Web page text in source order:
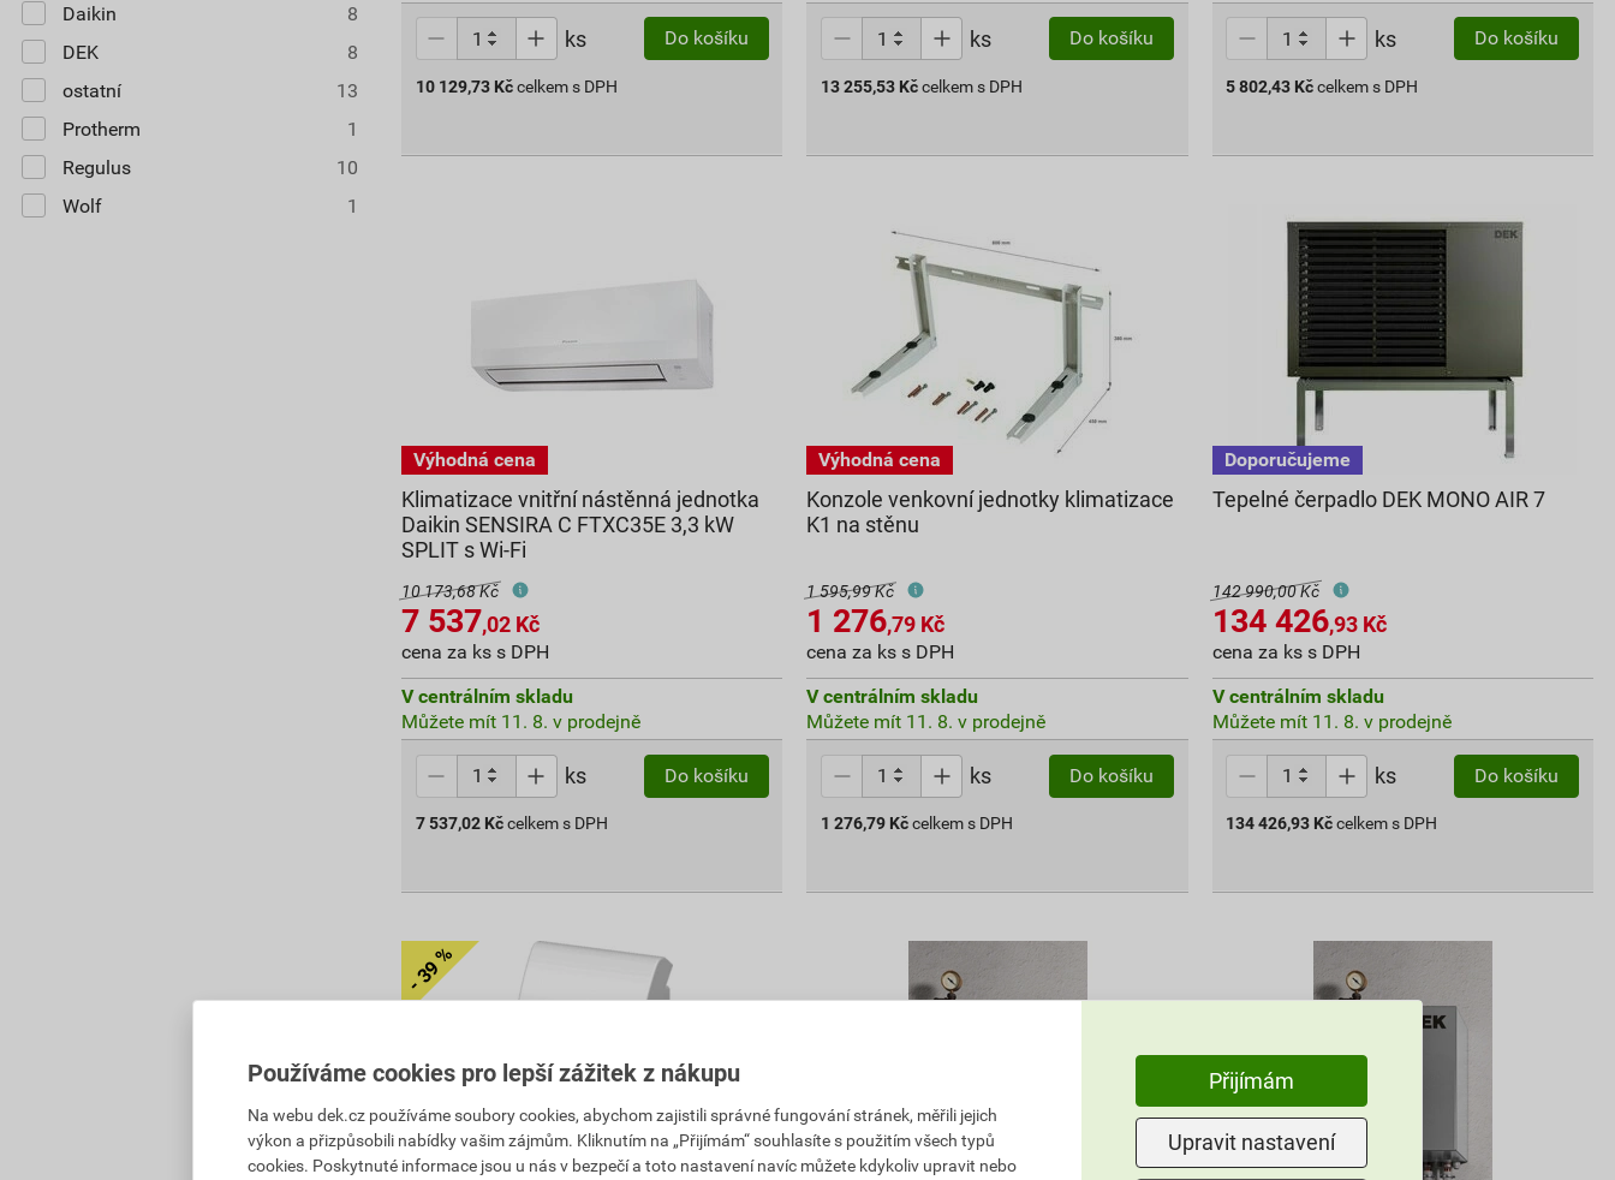
Daikin
8
DEK
8
ostatní
13
Protherm
1
Regulus
10
Wolf
1
ks Do košíku
10 129,73 Kč celkem s DPH
ks Do košíku
13 255,53 Kčcelkem s DPH
ks Do košíku
5 802,43 Kč celkem s DPH
Klimatizace vnitřní nástěnná jednotka
Daikin SENSIRA C FTXC35E 3,3 kW
SPLIT s Wi-Fi
10 173,68 Kč
7 537,02 Kč
cena za ks s DPH
V centrálním skladu
Můžete mít 11. 8. v prodejně
ks Do košíku
7 537,02 Kč celkem s DPH
Konzole venkovní jednotky klimatizace
K1 na stěnu
1 595,99 Kč
1 276,79 Kč
cena za ks s DPH
V centrálním skladu
Můžete mít 11. 8. v prodejně
ks Do košíku
1 276,79 Kčcelkem s DPH
Tepelné čerpadlo DEK MONO AIR 7
142 990,00 Kč
134 426,93Kč
cena za ks s DPH
V centrálním skladu
Můžete mít 11. 8. v prodejně
ks Do košíku
134 426,93 Kč celkem s DPH
Používáme cookies pro lepší zážitek z nákupu
Na webu dek.cz používáme soubory cookies, abychom zajistili správné fungování stránek, měřili jejich
výkon a přizpůsobili nabídky vašim zájmům. Kliknutím na „Přijímám“ souhlasíte s použitím všech typů
cookies. Poskytnuté informace jsou u nás v bezpečí a toto nastavení navíc můžete kdykoliv upravit nebo
Přijímám
Upravit nastavení